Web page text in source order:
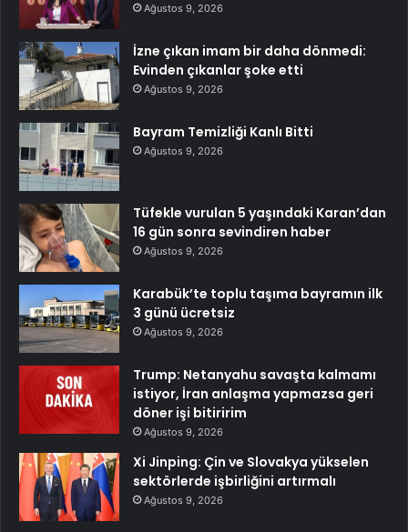
Ağustos 9, 2026
İzne çıkan imam bir daha dönmedi:
Evinden çıkanlar şoke etti
Ağustos 9, 2026
Bayram Temizliği Kanlı Bitti
Ağustos 9, 2026
Tüfekle vurulan 5 yaşındaki Karan’dan
16 gün sonra sevindiren haber
Ağustos 9, 2026
Karabük’te toplu taşıma bayramın ilk
3 günü ücretsiz
Ağustos 9, 2026
Trump: Netanyahu savaşta kalmamı
istiyor, İran anlaşma yapmazsa geri
döner işi bitiririm
Ağustos 9, 2026
Xi Jinping: Çin ve Slovakya yükselen
sektörlerde işbirliğini artırmalı
Ağustos 9, 2026